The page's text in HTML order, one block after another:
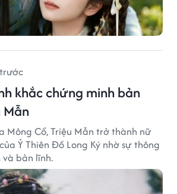
khắc chứng minh bản
Mẫn
Mông Cổ, Triệu Mẫn trở thành nữ
Ỷ Thiên Đồ Long Ký nhờ sự thông
bản lĩnh.